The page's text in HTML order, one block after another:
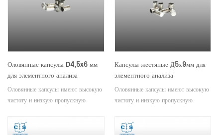
Оловянные капсулы D4,5x6 мм
для элементного анализа
Оловянные капсулы имеют высокую
чистоту и низкую пропускную
анализа порошкообразных и
Капсулы жестяные Д5х9мм для
элементного анализа
Оловянные капсулы имеют высокую
чистоту и низкую пропускную
анализа порошкообразных и